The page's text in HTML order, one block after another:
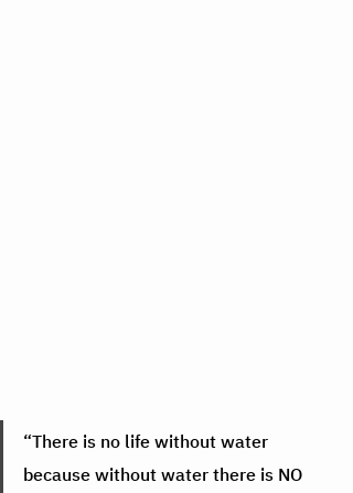
“There is no life without water
because without water there is NO